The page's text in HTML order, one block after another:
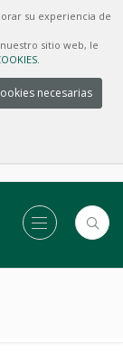
su experiencia de
sitio web, le
necesarias